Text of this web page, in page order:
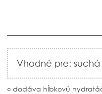
Vhodné pre: suchá
○ dodáva hĺbkovú